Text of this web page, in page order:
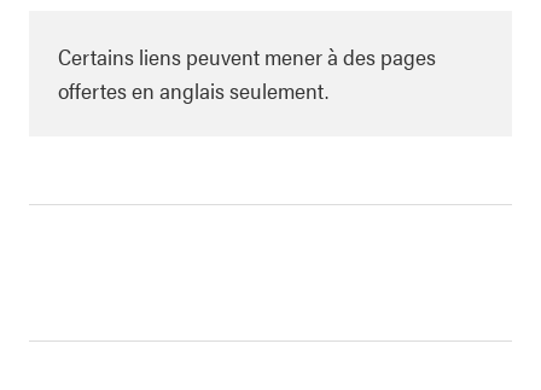
Certains liens peuvent mener à des pages
offertes en anglais seulement.